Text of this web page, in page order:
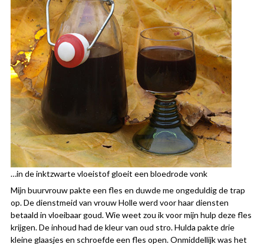
…in de inktzwarte vloeistof gloeit een bloedrode vonk
Mijn buurvrouw pakte een fles en duwde me ongeduldig de trap
op. De dienstmeid van vrouw Holle werd voor haar diensten
betaald in vloeibaar goud. Wie weet zou ik voor mijn hulp deze fles
krijgen. De inhoud had de kleur van oud stro. Hulda pakte drie
kleine glaasjes en schroefde een fles open. Onmiddellijk was het